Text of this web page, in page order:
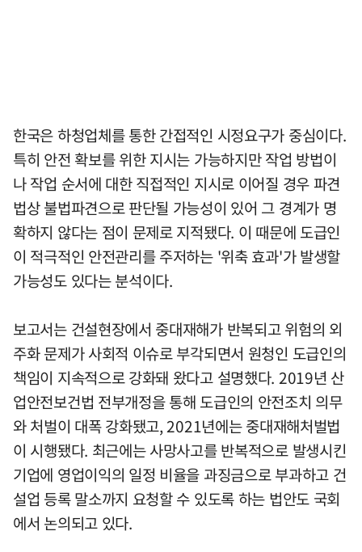
한국은 하청업체를 통한 간접적인 시정요구가 중심이다.
특히 안전 확보를 위한 지시는 가능하지만 작업 방법이
나 작업 순서에 대한 직접적인 지시로 이어질 경우 파견
법상 불법파견으로 판단될 가능성이 있어 그 경계가 명
확하지 않다는 점이 문제로 지적됐다. 이 때문에 도급인
이 적극적인 안전관리를 주저하는 '위축 효과'가 발생할
가능성도 있다는 분석이다.
보고서는 건설현장에서 중대재해가 반복되고 위험의 외
주화 문제가 사회적 이슈로 부각되면서 원청인 도급인의
책임이 지속적으로 강화돼 왔다고 설명했다. 2019년 산
업안전보건법 전부개정을 통해 도급인의 안전조치 의무
와 처벌이 대폭 강화됐고, 2021년에는 중대재해처벌법
이 시행됐다. 최근에는 사망사고를 반복적으로 발생시킨
기업에 영업이익의 일정 비율을 과징금으로 부과하고 건
설업 등록 말소까지 요청할 수 있도록 하는 법안도 국회
에서 논의되고 있다.